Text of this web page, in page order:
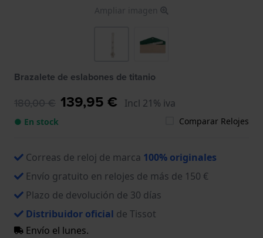
Ampliar imagen
Brazalete de eslabones de titanio
180,00 € 139,95 € Incl 21% iva
● En stock Comparar Relojes
Correas de reloj de marca 100% originales
Envío gratuito en relojes de más de 150 €
Plazo de devolución de 30 días
Distribuidor oficial de Tissot
Envío el lunes.